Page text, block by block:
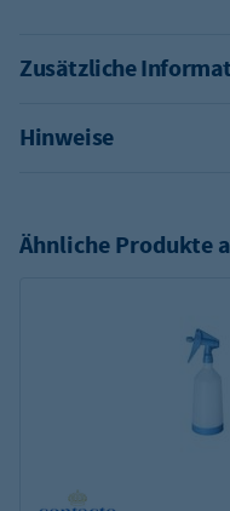
Zusätzliche
Hinweise
Ähnliche Produkte